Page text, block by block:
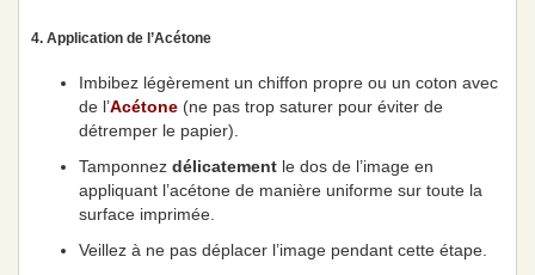
4. Application de l’Acétone
Imbibez légèrement un chiffon propre ou un coton avec
de l’Acétone (ne pas trop saturer pour éviter de
détremper le papier).
Tamponnez délicatement le dos de l’image en
appliquant l’acétone de manière uniforme sur toute la
surface imprimée.
Veillez à ne pas déplacer l’image pendant cette étape.